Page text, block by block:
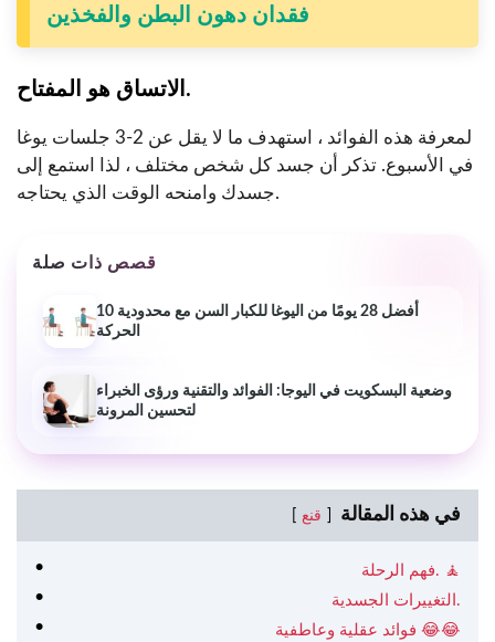
فقدان دهون البطن والفخذين
الاتساق هو المفتاح.
لمعرفة هذه الفوائد ، استهدف ما لا يقل عن 2-3 جلسات يوغا
في الأسبوع. تذكر أن جسد كل شخص مختلف ، لذا استمع إلى
جسدك وامنحه الوقت الذي يحتاجه.
قصص ذات صلة
10 أفضل 28 يومًا من اليوغا للكبار السن مع محدودية
الحركة
وضعية البسكويت في اليوجا: الفوائد والتقنية ورؤى الخبراء
لتحسين المرونة
في هذه المقالة قنع
فهم الرحلة. 🧘
التغييرات الجسدية.
فوائد عقلية وعاطفية 😂😂